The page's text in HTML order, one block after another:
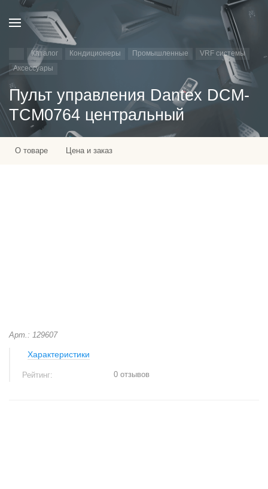
Каталог Кондиционеры Промышленные
VRF системы
Аксессуары
Пульт управления Dantex DCM-
TCM0764 центральный
О товаре Цена и заказ
Арт.: 129607
Характеристики
Рейтинг: 0 отзывов